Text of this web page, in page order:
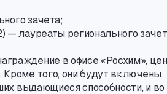
зачета;
лауреаты регионального
в офисе «Росхим»,
Кроме того, они будут включены
выдающиеся способности, и